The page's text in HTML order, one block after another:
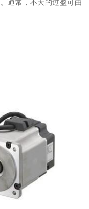
通常，不大的过盈可由